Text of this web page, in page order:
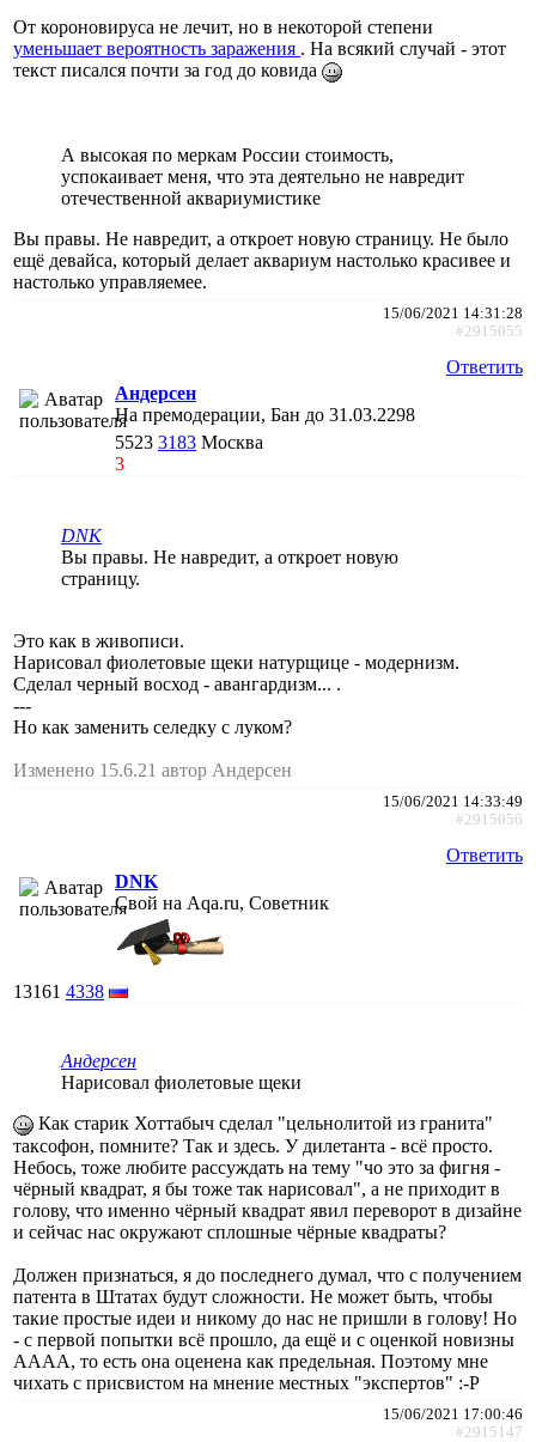
От короновируса не лечит, но в некоторой степени
уменьшает вероятность заражения . На всякий случай - этот
текст писался почти за год до ковида
А высокая по меркам России стоимость,
успокаивает меня, что эта деятельно не навредит
отечественной аквариумистике
Вы правы. Не навредит, а откроет новую страницу. Не было
ещё девайса, который делает аквариум настолько красивее и
настолько управляемее.
15/06/2021 14:31:28
#2915055
Ответить
Андерсен
На премодерации, Бан до 31.03.2298
5523 3183 Москва
3
DNK
Вы правы. Не навредит, а откроет новую
страницу.
Это как в живописи.
Нарисовал фиолетовые щеки натурщице - модернизм.
Сделал черный восход - авангардизм... .
---
Но как заменить селедку с луком?
Изменено 15.6.21 автор Андерсен
15/06/2021 14:33:49
#2915056
Ответить
DNK
Свой на Aqa.ru, Советник
13161 4338
Андерсен
Нарисовал фиолетовые щеки
Как старик Хоттабыч сделал "цельнолитой из гранита"
таксофон, помните? Так и здесь. У дилетанта - всё просто.
Небось, тоже любите рассуждать на тему "чо это за фигня -
чёрный квадрат, я бы тоже так нарисовал", а не приходит в
голову, что именно чёрный квадрат явил переворот в дизайне
и сейчас нас окружают сплошные чёрные квадраты?
Должен признаться, я до последнего думал, что с получением
патента в Штатах будут сложности. Не может быть, чтобы
такие простые идеи и никому до нас не пришли в голову! Но
- с первой попытки всё прошло, да ещё и с оценкой новизны
АААА, то есть она оценена как предельная. Поэтому мне
чихать с присвистом на мнение местных "экспертов" :-P
15/06/2021 17:00:46
#2915147